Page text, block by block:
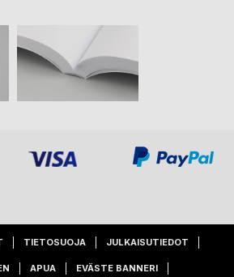
TIETOSUOJA JULKAISUTIEDOT
APUA EVÄSTE BANNERI